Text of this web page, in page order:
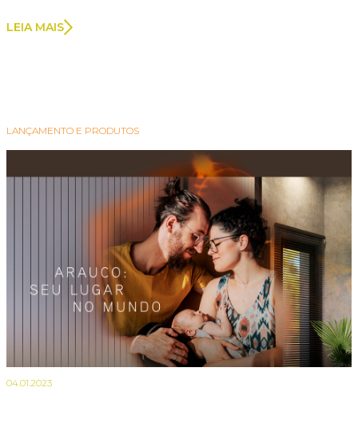
LEIA MAIS
LANÇAMENTO E PRODUTOS
04.01.2023